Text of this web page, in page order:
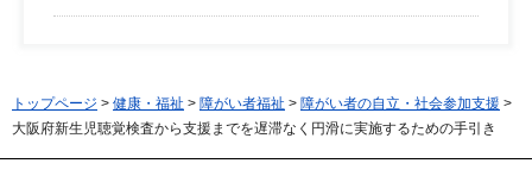
トップページ > 健康・福祉 > 障がい者福祉 > 障がい者の自立・社会参加支援 >
大阪府新生児聴覚検査から支援までを遅滞なく円滑に実施するための手引き